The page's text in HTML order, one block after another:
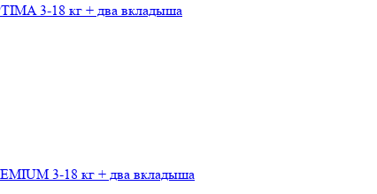
3-18 кг + два вкладыша
3-18 кг + два вкладыша